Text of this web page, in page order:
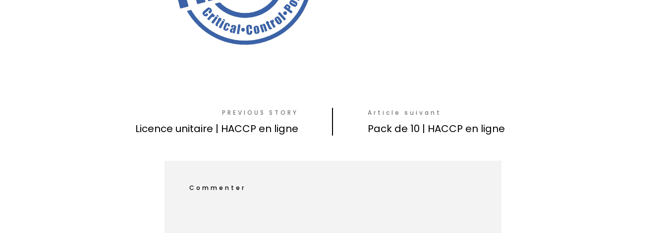
PREVIOUS STORY
Licence unitaire | HACCP en ligne
Article suivant
Pack de 10 | HACCP en ligne
Commenter